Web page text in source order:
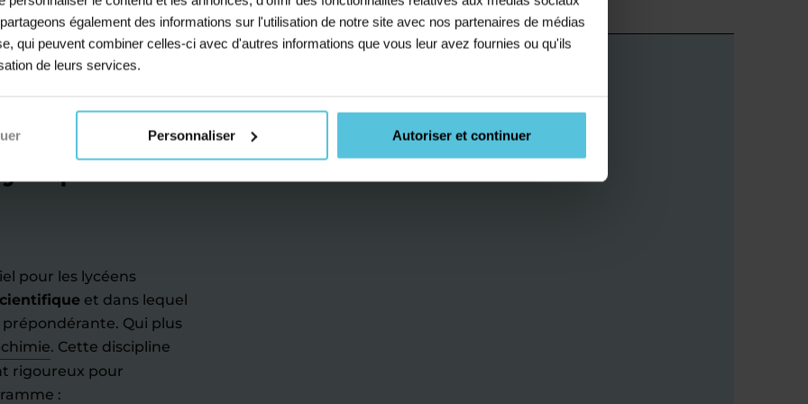
également des informations sur l'utilisation de notre site avec nos partenaires de médias
qui peuvent combiner celles-ci avec d'autres informations que vous leur avez fournies ou qu'ils
de leurs services.
Personnaliser Autoriser et continuer
séances
pour les lycéens
et dans lequel
Qui plus
. Cette discipline
rigoureux pour
: